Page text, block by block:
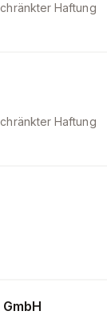
Haftung
Haftung